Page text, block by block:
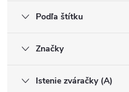
Podľa štítku
Značky
Istenie zváračky (A)